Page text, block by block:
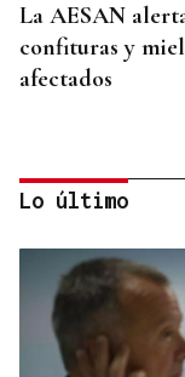
La AESAN
confituras y
afectados
Lo último